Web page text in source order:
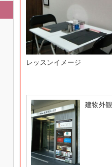
レッスンイメージ
建物外観